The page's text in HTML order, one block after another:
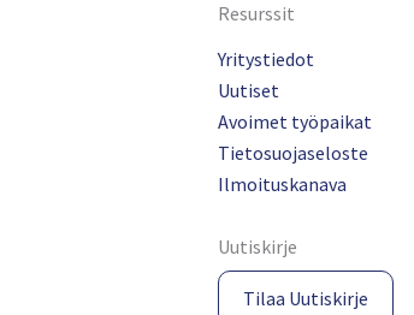
Resurssit
Yritystiedot
Uutiset
Avoimet työpaikat
Tietosuojaseloste
Ilmoituskanava
Uutiskirje
Tilaa Uutiskirje​